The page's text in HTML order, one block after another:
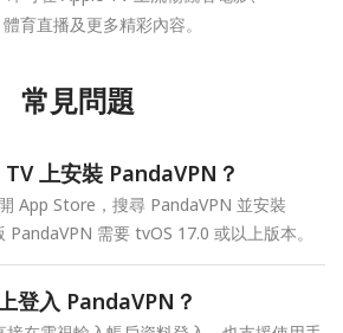
育直播及更多精彩內容。
常見問題
上安裝 PandaVPN？
App Store，搜尋 PandaVPN 並安裝
PandaVPN 需要 tvOS 17.0 或以上版本。
登入 PandaVPN？